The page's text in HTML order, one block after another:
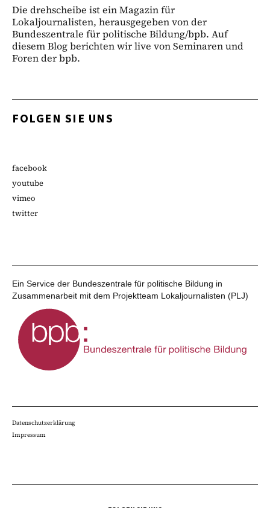
Die drehscheibe ist ein Magazin für
Lokaljournalisten, herausgegeben von der
Bundeszentrale für politische Bildung/bpb. Auf
diesem Blog berichten wir live von Seminaren und
Foren der bpb.
FOLGEN SIE UNS
facebook
youtube
vimeo
twitter
Ein Service der Bundeszentrale für politische Bildung in
Zusammenarbeit mit dem Projektteam Lokaljournalisten (PLJ)
Datenschutzerklärung
Impressum